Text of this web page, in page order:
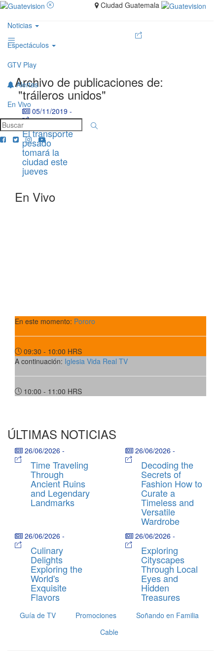
Noticias
Espectáculos
GTV Play
Alertas
En Vivo
Ciudad Guatemala
Archivo de publicaciones de:
"tráileros unidos"
05/11/2019 -
El transporte
pesado
tomará la
ciudad este
jueves
En Vivo
En este momento: Pororo
09:30 - 10:00 HRS
A continuación: Iglesia Vida Real TV
10:00 - 11:00 HRS
ÚLTIMAS NOTICIAS
26/06/2026 -
Time Traveling
Through
Ancient Ruins
and Legendary
Landmarks
26/06/2026 -
Decoding the
Secrets of
Fashion How to
Curate a
Timeless and
Versatile
Wardrobe
26/06/2026 -
Culinary
Delights
Exploring the
World's
Exquisite
Flavors
26/06/2026 -
Exploring
Cityscapes
Through Local
Eyes and
Hidden
Treasures
Guía de TV Promociones
Soñando en Familia
Cable